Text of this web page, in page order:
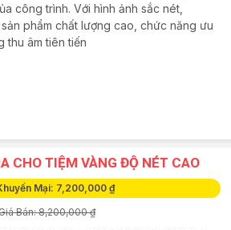
công trình. Với hình ảnh sắc nét,
phẩm chất lượng cao, chức năng ưu
thu âm tiên tiến
CHO TIỆM VÀNG ĐỘ NÉT CAO
Mại: 7,200,000 ₫
Bán: 8,200,000 ₫